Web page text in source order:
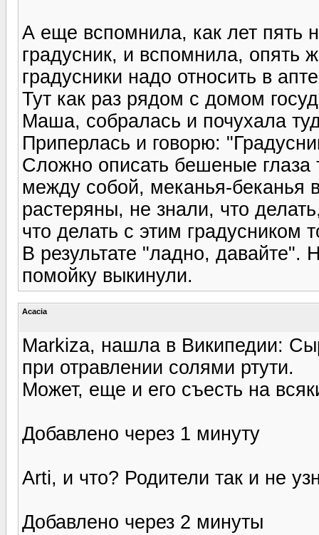
А еще вспомнила, как лет пять
градусник, и вспомнила, опять
градусники надо относить в
Тут как раз рядом с домом
Маша, собралась и почухала
Приперлась и говорю:
Сложно описать бешеные глаза
между собой, меканья-
растеряны, не знали, что
что делать с этим градусником
В результате "ладно, давайте".
помойку выкинули.
Acacia
Markiza, нашла в Википедии:
при отравлении солями ртути.
Может, еще и его съесть на
Добавлено через 1 минуту
Arti, и что? Родители так и не
Добавлено через 2 минуты